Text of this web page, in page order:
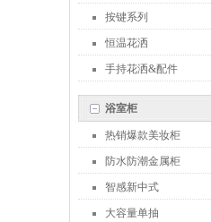
按键系列
恒温花洒
手持花洒&配件
浴室柜
热销爆款美妆柜
防水防潮金属柜
智感新中式
大容量单抽